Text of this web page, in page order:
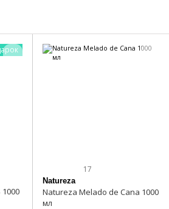
17
Natureza
Natureza Melado de Cana 1000
мл